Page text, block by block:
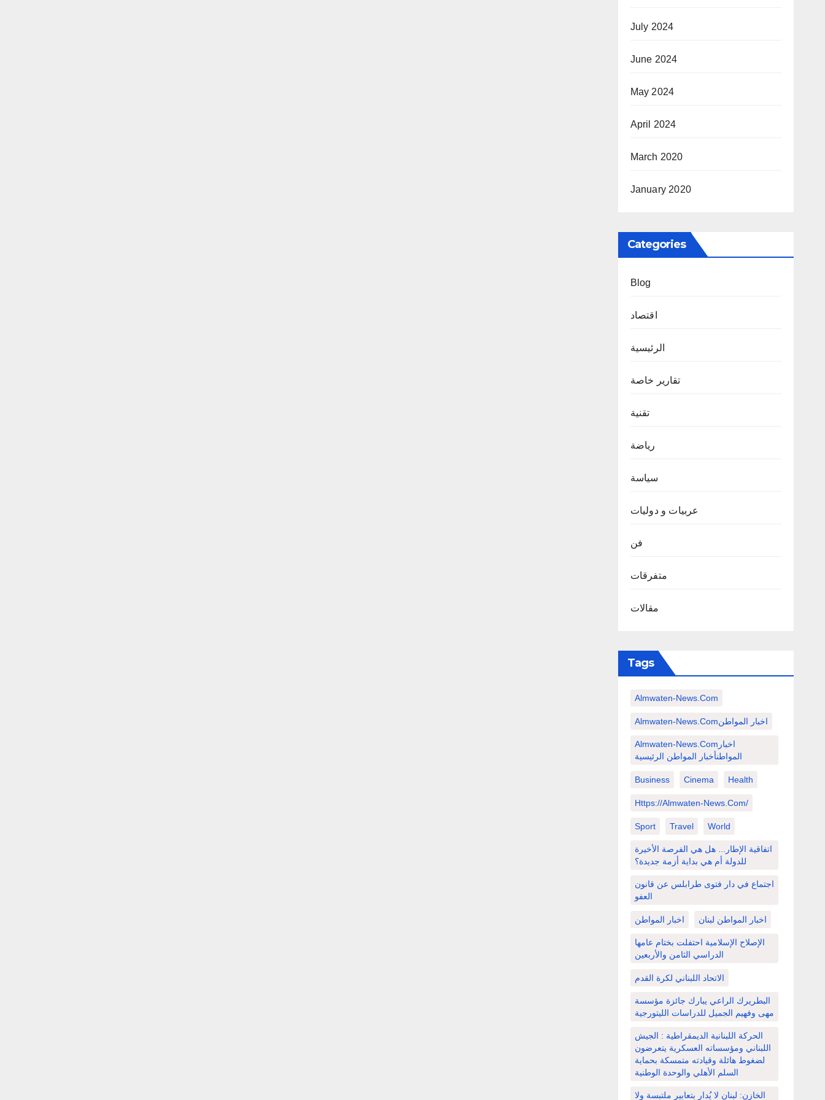
July 2024
June 2024
May 2024
April 2024
March 2020
January 2020
Categories
Blog
اقتصاد
الرئيسية
تقارير خاصة
تقنية
رياضة
سياسة
عربيات و دوليات
فن
متفرقات
مقالات
Tags
Almwaten-News.com
Almwaten-News.comاخبار المواطن
Almwaten-News.comاخبار
المواطنأخبار المواطن الرئيسية
Business Cinema Health
Https://almwaten-News.com/
Sport Travel World
اتفاقية الإطار... هل هي الفرصة الأخيرة
للدولة أم هي بداية أزمة جديدة؟
اجتماع في دار فتوى طرابلس عن قانون
العفو
اخبار المواطن اخبار المواطن لبنان
الإصلاح الإسلامية احتفلت بختام عامها
الدراسي الثامن والأربعين
الاتحاد اللبناني لكرة القدم
البطريرك الراعي يبارك جائزة مؤسسة
مهى وفهيم الجميل للدراسات الليتورجية
الحركة اللبنانية الديمقراطية : الجيش
اللبناني ومؤسساته العسكرية يتعرضون
لضغوط هائلة وقيادته متمسكة بحماية
السلم الأهلي والوحدة الوطنية
الخازن: لبنان لا يُدار بتعابير ملتبسة ولا